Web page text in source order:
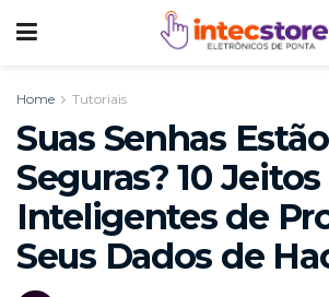
Home Tutoriais
Suas Senhas Estão
Seguras? 10 Jeitos
Inteligentes de
Seus Dados de